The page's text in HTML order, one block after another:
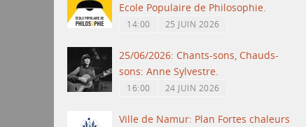
Ecole Populaire de Philosophie.
14:00 25 JUIN 2026
25/06/2026: Chants-sons, Chauds-
sons: Anne Sylvestre.
16:00 24 JUIN 2026
Ville de Namur: Plan Fortes chaleurs